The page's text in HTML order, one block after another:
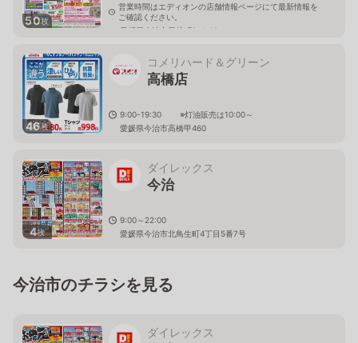
50枚
営業時間はエディオンの店舗情報ページにて最新情報を
ご確認ください。
愛媛県今治市馬越町2-4-10
46枚
コメリハード＆グリーン
高橋店
9:00-19:30 ※灯油販売は10:00～
愛媛県今治市高橋甲460
4枚
ダイレックス
今治
9:00～22:00
愛媛県今治市北鳥生町4丁目5番7号
今治市のチラシを見る
ダイレックス